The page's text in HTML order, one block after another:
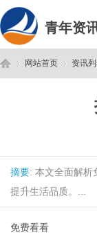
青年资
网站首页 资讯
摘要: 本文全面解析
提升生活品质。...
免费看看